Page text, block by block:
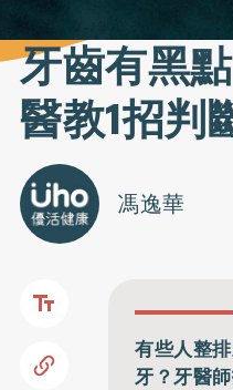
牙齒有黑
醫教1招判
馮逸華
有些人整
牙？牙醫